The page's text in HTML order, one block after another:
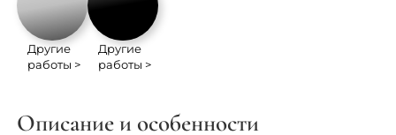
Другие
работы >
Другие
работы >
Описание и особенности